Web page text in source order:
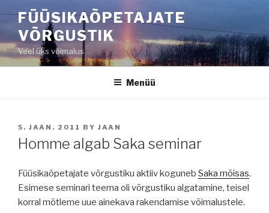
juurde
FÜÜSIKAÕPETAJATE
VÕRGUSTIK
Veel üks võimalus
Menüü
POSTED
ON
5. JAAN. 2011 BY JAAN
Homme algab Saka seminar
Füüsikaõpetajate võrgustiku aktiiv koguneb Saka mõisas.
Esimese seminari teema oli võrgustiku algatamine, teisel
korral mõtleme uue ainekava rakendamise võimalustele.